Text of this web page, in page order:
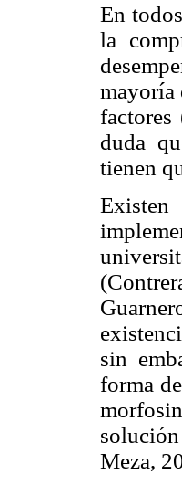
En
la
mayoría
duda
tienen
sin
forma
Meza,